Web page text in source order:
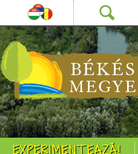
EXPERIMENTEAZĂ!